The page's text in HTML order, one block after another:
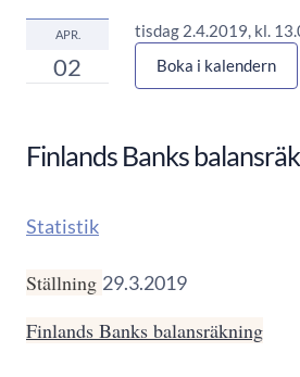
APR.
02
tisdag 2.4.2019, kl.
Boka i kalendern
Finlands Banks
Statistik
Ställning 29.3.2019
Finlands Banks balansräkning